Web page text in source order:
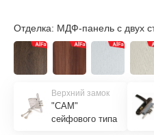
Отделка: МДФ-панель с двух
Верхний замок
"САМ"
сейфового типа